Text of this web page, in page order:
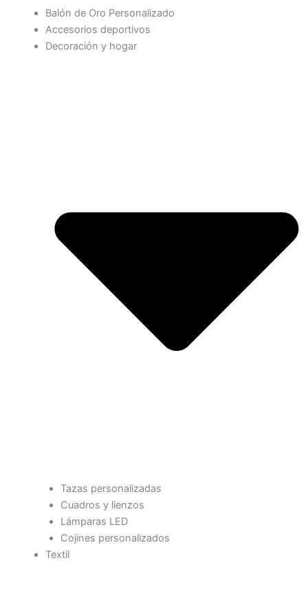
Balón de Oro Personalizado
Accesorios deportivos
Decoración y hogar
Tazas personalizadas
Cuadros y lienzos
Lámparas LED
Cojines personalizados
Textil